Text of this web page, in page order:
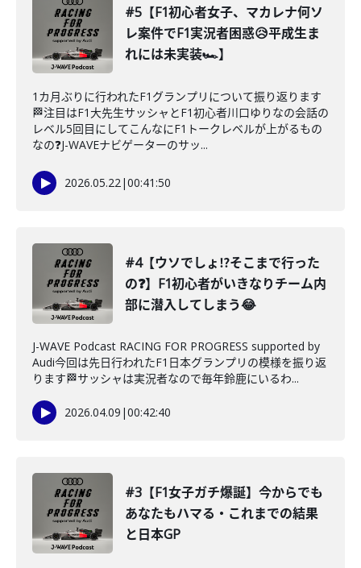
#5【F1初心者女子、マカレナ何ソ
レ案件でF1実況者困惑😥平成生ま
れには未実装🏎️】
1カ月ぶりに行われたF1グランプリについて振り返ります
🏁注目はF1大先生サッシャとF1初心者川口ゆりなの会話の
レベル5回目にしてこんなにF1トークレベルが上がるもの
なの❓J-WAVEナビゲーターのサッ...
2026.05.22|00:41:50
#4【ウソでしょ⁉️そこまで行った
の❓】F1初心者がいきなりチーム内
部に潜入してしまう😂
J-WAVE Podcast RACING FOR PROGRESS supported by
Audi今回は先日行われたF1日本グランプリの模様を振り返
ります🏁サッシャは実況者なので毎年鈴鹿にいるわ...
2026.04.09 |00:42:40
#3【F1女子ガチ爆誕】今からでも
あなたもハマる・これまでの結果
と日本GP